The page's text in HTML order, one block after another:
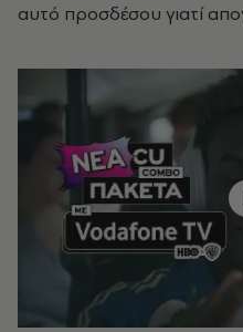
αυτό προσδέσου γιατί